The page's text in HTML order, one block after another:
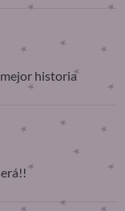
historia